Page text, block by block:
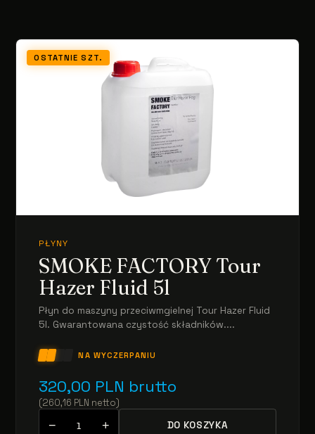
OSTATNIE SZT.
PŁYNY
SMOKE FACTORY Tour
Hazer Fluid 5l
Płyn do maszyny przeciwmgielnej Tour Hazer Fluid
5l. Gwarantowana czystość składników....
NA WYCZERPANIU
320,00 PLN brutto
(260,16 PLN netto)
− + DO KOSZYKA